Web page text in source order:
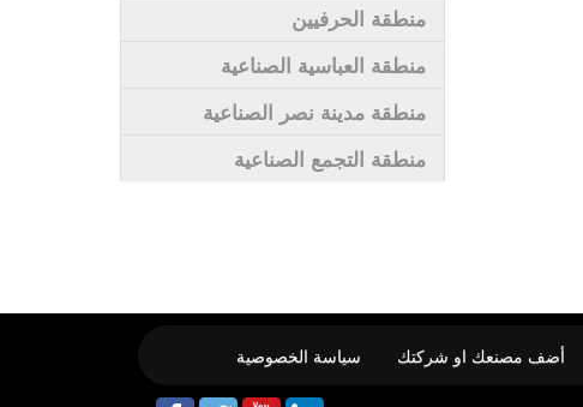
منطقة الحرفيين
منطقة العباسية الصناعية
منطقة مدينة نصر الصناعية
منطقة التجمع الصناعية
أضف مصنعك او شركتك سياسة الخصوصية